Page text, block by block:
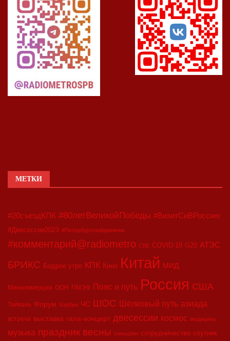
МЕТКИ
#20съездКПК #80летВеликойПобеды #ВизитСиВРоссию
#Двесессии2023 #Петербургскийдневник
#комментарий@radiometro CIIE COVID-19 G20 АТЭС
БРИКС Бодрое утро КПК Кино Китай МИД
Минкоммерции ООН ПМЭФ Пояс и путь Россия США
Тайвань Форум Харбин ЧС ШОС Шёлковый путь азиада
встреча выставка гала-концерт двесессии космос медицина
музыка праздник весны синьцзян сотрудничество спутник